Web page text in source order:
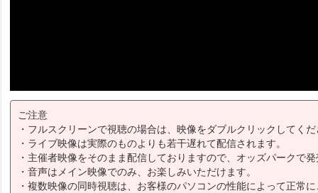
ご注意
・フルスクリーンで視聴の場合は、映像をダブルクリックしてく
・ライブ映像は実際のものよりも若干遅れて配信されます。
・主催者映像をそのまま配信しておりますので、オッズパークで
・音声はメイン映像でのみ、お楽しみいただけます。
・複数映像の同時視聴は、お客様のパソコンの性能によって正常